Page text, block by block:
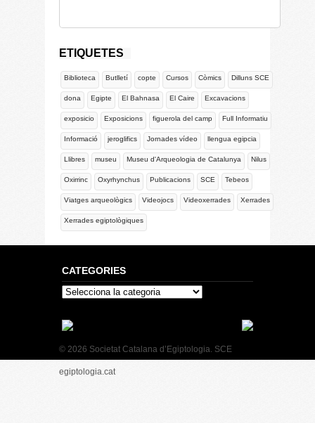
ETIQUETES
Biblioteca Butlletí copte Cursos Còmics Dilluns SCE
dona Egipte El Bahnasa El Caire Excavacions
exposicio Exposicions figuerola del camp Full Informatiu
Informació jeroglifics Jornades vídeo llengua egipcia
Llibres museu Museu d'Arqueologia de Catalunya Nilus
Oxirrinc Oxyrhynchus Publicacions SCE Tebeos
Viatges arqueològics Videojocs Videoxerrades Xerrades
Xerrades egiptològiques
CATEGORIES
Categories
© 2026 Societat Catalana d’Egiptologia. SCE
egiptologia.cat